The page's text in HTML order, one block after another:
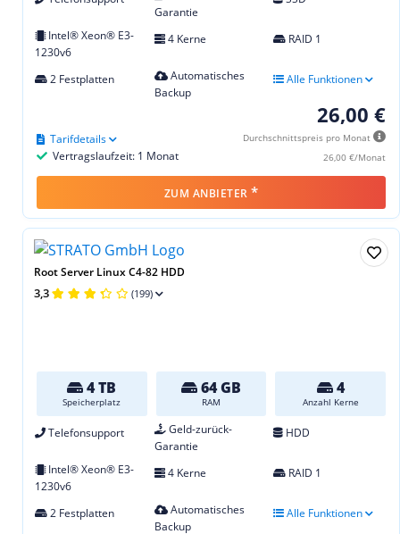
Garantie
Intel® Xeon® E3-
1230v6
4 Kerne RAID 1
2 Festplatten
Automatisches
Backup
Alle Funktionen
26,00 €
Durchschnittspreis pro Monat
26,00 €/Monat
Vertragslaufzeit: 1 Monat
Tarifdetails
ZUM ANBIETER *
Root Server Linux C4-82 HDD
3,3 (199)
4 TB
Speicherplatz
64 GB
RAM
4
Anzahl Kerne
Telefonsupport
Geld-zurück-
Garantie
HDD
Intel® Xeon® E3-
1230v6
4 Kerne RAID 1
2 Festplatten
Automatisches
Backup
Alle Funktionen